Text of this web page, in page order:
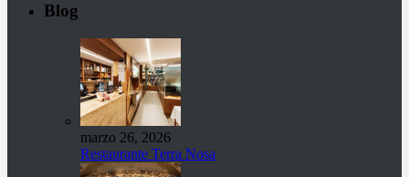
Blog
marzo 26, 2026
Restaurante Terra Nosa